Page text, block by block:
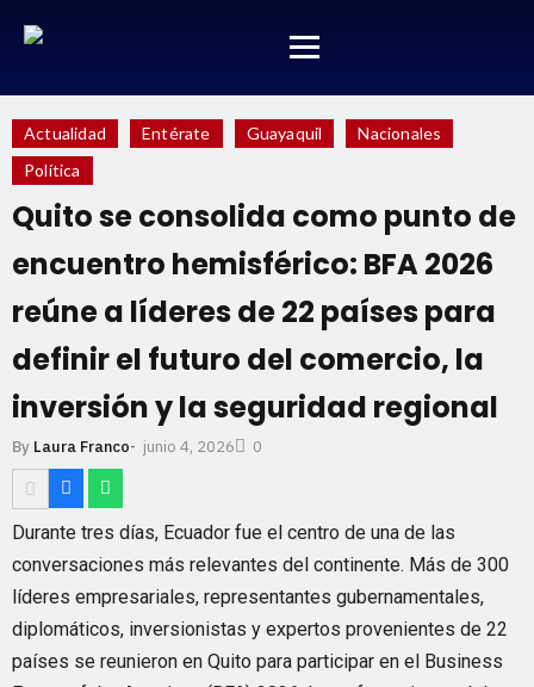
Actualidad Entérate Guayaquil
Nacionales
Política
Quito se consolida como punto de
encuentro hemisférico: BFA 2026
reúne a líderes de 22 países para
definir el futuro del comercio, la
inversión y la seguridad regional
By Laura Franco- junio 4, 2026 0
Durante tres días, Ecuador fue el centro de una de las
conversaciones más relevantes del continente. Más de 300
líderes empresariales, representantes gubernamentales,
diplomáticos, inversionistas y expertos provenientes de 22
países se reunieron en Quito para participar en el Business